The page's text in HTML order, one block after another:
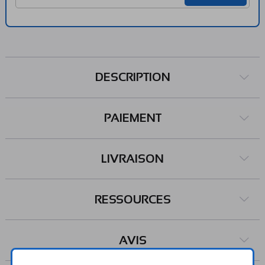
- chargeur LiPo intégré avec led de statut - connecteur
écouteurs avec micro (type kit main libre) - compatible
haut-parleur 32Ω et micro à électret - connecteur NFL
pour antenne externe (GPS ou GSM) - bouton reset ​ - leds
d'indications ​ Caractéristiques GPS MT3337: Canaux: - 66
canaux de recherches - 22 canaux de suivi​ Précision: 2,5
à souder soi-même. Dimensions: 51 x 23 x 8 mm Poids: 8 g
Référence Adafruit: 2636 Livrable jusqu'à épuisement du
DESCRIPTION
PAIEMENT
LIVRAISON
RESSOURCES
AVIS